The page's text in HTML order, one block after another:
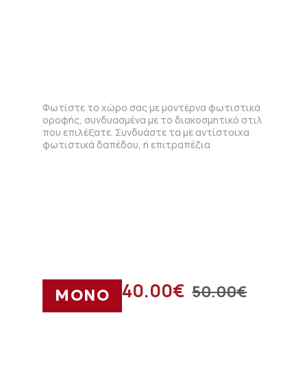
Φωτίστε το χώρο σας με μοντέρνα φωτιστικά
οροφής, συνδυασμένα με το διακοσμητικό στιλ
που επιλέξατε. Συνδυάστε τα με αντίστοιχα
φωτιστικά δαπέδου, ή επιτραπέζια
ΜΟΝΟ 50.00€
40.00€